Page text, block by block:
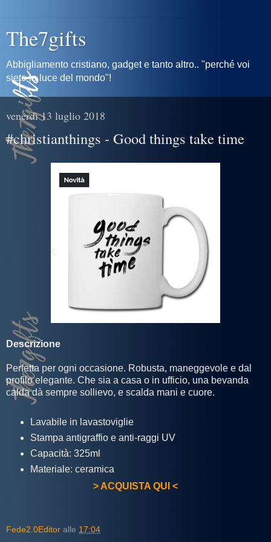
The7gifts
Abbigliamento cristiano, gadget e tanto altro.. "perché voi
siete la luce del mondo"!
venerdì 13 luglio 2018
#christianthings - Good things take time
Descrizione
Perfetta per ogni occasione. Robusta, maneggevole e dal
profilo elegante. Che sia a casa o in ufficio, una bevanda
calda dà sempre sollievo, e scalda mani e cuore.
Lavabile in lavastoviglie
Stampa antigraffio e anti-raggi UV
Capacità: 325ml
Materiale: ceramica
> ACQUISTA QUI <
Fede2.0Editor alle 17:04